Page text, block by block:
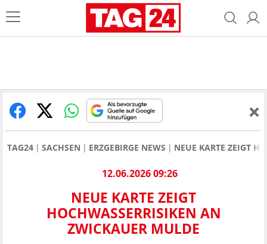
TAG24 SACHSEN ERZGEBIRGE NEWS NEUE KARTE ZEIGT
12.06.2026 09:26
NEUE KARTE ZEIGT
HOCHWASSERRISIKEN AN
ZWICKAUER MULDE